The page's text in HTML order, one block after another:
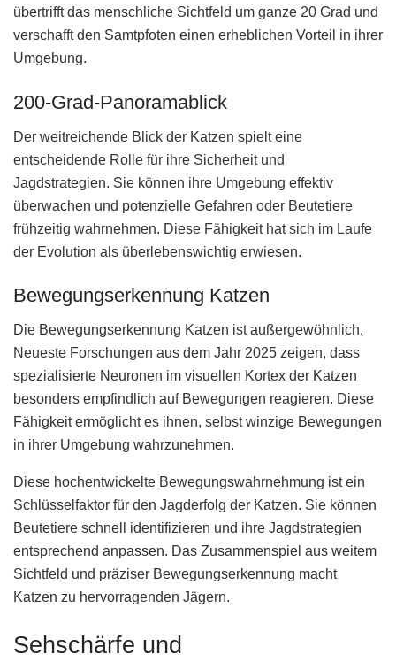
übertrifft das menschliche Sichtfeld um ganze 20 Grad und
verschafft den Samtpfoten einen erheblichen Vorteil in ihrer
Umgebung.
200-Grad-Panoramablick
Der weitreichende Blick der Katzen spielt eine
entscheidende Rolle für ihre Sicherheit und
Jagdstrategien. Sie können ihre Umgebung effektiv
überwachen und potenzielle Gefahren oder Beutetiere
frühzeitig wahrnehmen. Diese Fähigkeit hat sich im Laufe
der Evolution als überlebenswichtig erwiesen.
Bewegungserkennung Katzen
Die Bewegungserkennung Katzen ist außergewöhnlich.
Neueste Forschungen aus dem Jahr 2025 zeigen, dass
spezialisierte Neuronen im visuellen Kortex der Katzen
besonders empfindlich auf Bewegungen reagieren. Diese
Fähigkeit ermöglicht es ihnen, selbst winzige Bewegungen
in ihrer Umgebung wahrzunehmen.
Diese hochentwickelte Bewegungswahrnehmung ist ein
Schlüsselfaktor für den Jagderfolg der Katzen. Sie können
Beutetiere schnell identifizieren und ihre Jagdstrategien
entsprechend anpassen. Das Zusammenspiel aus weitem
Sichtfeld und präziser Bewegungserkennung macht
Katzen zu hervorragenden Jägern.
Sehschärfe und